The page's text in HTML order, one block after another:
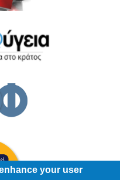
your user